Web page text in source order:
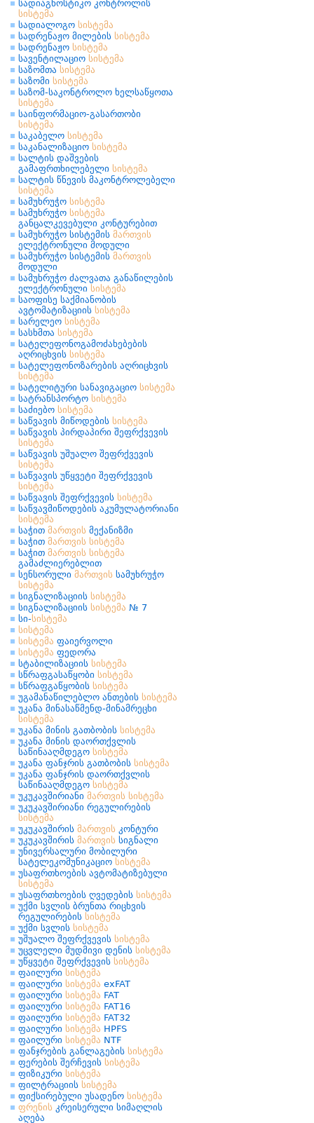
სადიაგნოსტიკო კონტროლის
სისტემა
სადიალოგო სისტემა
სადრენაჟო მილების სისტემა
სადრენაჟო სისტემა
სავენტილაციო სისტემა
საზომთა სისტემა
საზომი სისტემა
საზომ-საკონტროლო ხელსაწყოთა
სისტემა
საინფორმაციო-გასართობი
სისტემა
საკაბელო სისტემა
საკანალიზაციო სისტემა
სალტის დაშვების
გამაფრთხილებელი სისტემა
სალტის წნევის მაკონტროლებელი
სისტემა
სამუხრუჭო სისტემა
სამუხრუჭო სისტემა
განცალკევებული კონტურებით
სამუხრუჭო სისტემის მართვის
ელექტრონული მოდული
სამუხრუჭო სისტემის მართვის
მოდული
სამუხრუჭო ძალვათა განაწილების
ელექტრონული სისტემა
საოფისე საქმიანობის
ავტომატიზაციის სისტემა
სარელეო სისტემა
სასხმთა სისტემა
სატელეფონოგამოძახებების
აღრიცხვის სისტემა
სატელეფონოზარების აღრიცხვის
სისტემა
სატელიტური სანავიგაციო სისტემა
სატრანსპორტო სისტემა
საძიებო სისტემა
საწვავის მიწოდების სისტემა
საწვავის პირდაპირი შეფრქვევის
სისტემა
საწვავის უშუალო შეფრქვევის
სისტემა
საწვავის უწყვეტი შეფრქვევის
სისტემა
საწვავის შეფრქვევის სისტემა
საწვავმიწოდების აკუმულატორიანი
სისტემა
საჭით მართვის მექანიზმი
საჭით მართვის სისტემა
საჭით მართვის სისტემა
გამაძლიერებლით
სენსორული მართვის სამუხრუჭო
სისტემა
სიგნალიზაციის სისტემა
სიგნალიზაციის სისტემა № 7
სი-სისტემა
სისტემა
სისტემა ფაიერვოლი
სისტემა ფედორა
სტაბილიზაციის სისტემა
სწრაფგასაწყობი სისტემა
სწრაფგაწყობის სისტემა
უგამანაწილებლო ანთების სისტემა
უკანა მინასაწმენდ-მინამრეცხი
სისტემა
უკანა მინის გათბობის სისტემა
უკანა მინის დაორთქვლის
საწინააღმდეგო სისტემა
უკანა ფანჯრის გათბობის სისტემა
უკანა ფანჯრის დაორთქვლის
საწინააღმდეგო სისტემა
უკუკავშირიანი მართვის სისტემა
უკუკავშირიანი რეგულირების
სისტემა
უკუკავშირის მართვის კონტური
უკუკავშირის მართვის სიგნალი
უნივერსალური მობილური
სატელეკომუნიკაციო სისტემა
უსაფრთხოების ავტომატიზებული
სისტემა
უსაფრთხოების ღვედების სისტემა
უქმი სვლის ბრუნთა რიცხვის
რეგულირების სისტემა
უქმი სვლის სისტემა
უშუალო შეფრქვევის სისტემა
უცვლელი მუდმივი დენის სისტემა
უწყვეტი შეფრქვევის სისტემა
ფაილური სისტემა
ფაილური სისტემა exFAT
ფაილური სისტემა FAT
ფაილური სისტემა FAT16
ფაილური სისტემა FAT32
ფაილური სისტემა HPFS
ფაილური სისტემა NTF
ფანჯრების განლაგების სისტემა
ფერების შერჩევის სისტემა
ფიზიკური სისტემა
ფილტრაციის სისტემა
ფიქსირებული უსადენო სისტემა
ფრენის კრეისერული სიმაღლის
აღება